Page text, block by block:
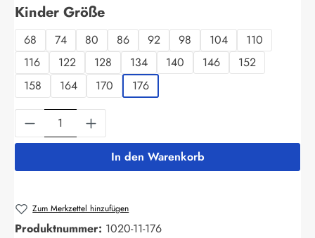
Kinder Größeauswählen
68 74 80 86 92 98 104
110
116
122 128 134 140 146
152
158
164 170 176
Produkt Anzahl: Gib den gewünschten
In den Warenkorb
Zum Merkzettel hinzufügen
Produktnummer: 1020-11-176